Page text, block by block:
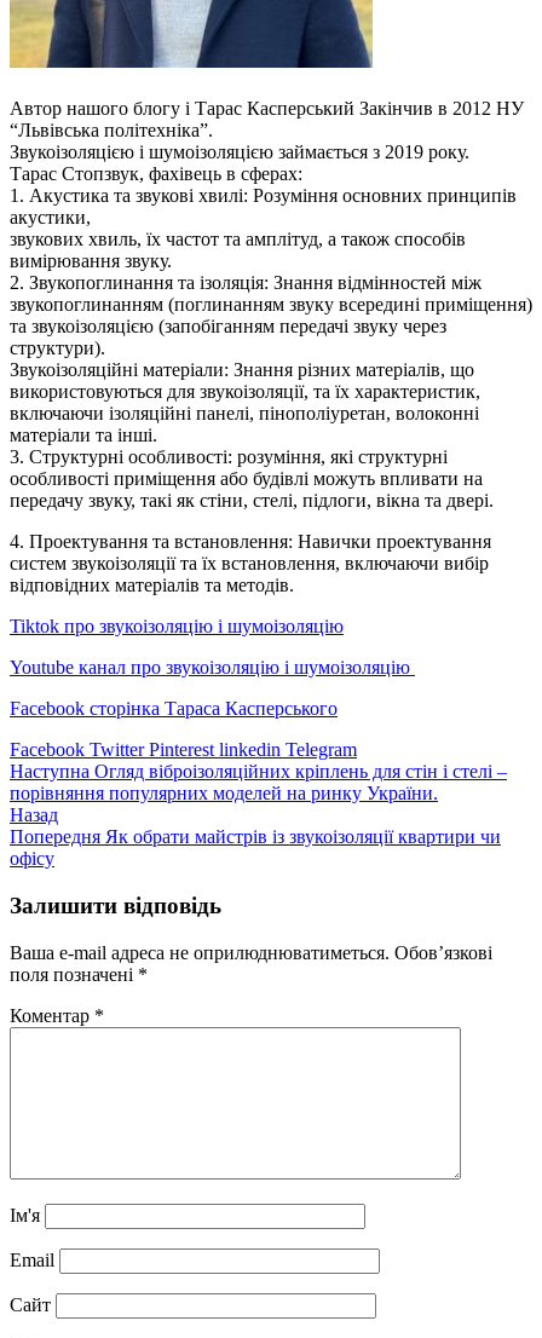
Автор нашого блогу і Тарас Касперський Закінчив в 2012 НУ
“Львівська політехніка”.
Звукоізоляцією і шумоізоляцією займається з 2019 року.
Тарас Стопзвук, фахівець в сферах:
1. Акустика та звукові хвилі: Розуміння основних принципів
акустики,
звукових хвиль, їх частот та амплітуд, а також способів
вимірювання звуку.
2. Звукопоглинання та ізоляція: Знання відмінностей між
звукопоглинанням (поглинанням звуку всередині приміщення)
та звукоізоляцією (запобіганням передачі звуку через
структури).
Звукоізоляційні матеріали: Знання різних матеріалів, що
використовуються для звукоізоляції, та їх характеристик,
включаючи ізоляційні панелі, пінополіуретан, волоконні
матеріали та інші.
3. Структурні особливості: розуміння, які структурні
особливості приміщення або будівлі можуть впливати на
передачу звуку, такі як стіни, стелі, підлоги, вікна та двері.
4. Проектування та встановлення: Навички проектування
систем звукоізоляції та їх встановлення, включаючи вибір
відповідних матеріалів та методів.
Tiktok про звукоізоляцію і шумоізоляцію
Youtube канал про звукоізоляцію і шумоізоляцію
Facebook сторінка Тараса Касперського
Facebook Twitter Pinterest linkedin Telegram
Наступна Огляд віброізоляційних кріплень для стін і стелі –
порівняння популярних моделей на ринку України.
Назад
Попередня Як обрати майстрів із звукоізоляції квартири чи
офісу
Залишити відповідь
Ваша e-mail адреса не оприлюднюватиметься. Обов’язкові
поля позначені *
Коментар *
Ім'я
Email
Сайт